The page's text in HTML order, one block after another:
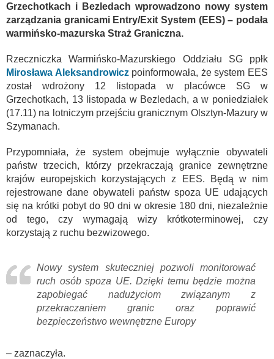
Grzechotkach i Bezledach wprowadzono nowy system
zarządzania granicami Entry/Exit System (EES) – podała
warmińsko-mazurska Straż Graniczna.
Rzeczniczka Warmińsko-Mazurskiego Oddziału SG ppłk
Mirosława Aleksandrowiczpoinformowała, że system EES
został wdrożony 12 listopada w placówce SG w
Grzechotkach, 13 listopada w Bezledach, a w poniedziałek
(17.11) na lotniczym przejściu granicznym Olsztyn-Mazury w
Szymanach.
Przypomniała, że system obejmuje wyłącznie obywateli
państw trzecich, którzy przekraczają granice zewnętrzne
krajów europejskich korzystających z EES. Będą w nim
rejestrowane dane obywateli państw spoza UE udających
się na krótki pobyt do 90 dni w okresie 180 dni, niezależnie
od tego, czy wymagają wizy krótkoterminowej, czy
korzystają z ruchu bezwizowego.
Nowy system skuteczniej pozwoli monitorować
ruch osób spoza UE. Dzięki temu będzie można
zapobiegać nadużyciom związanym z
przekraczaniem granic oraz poprawić
bezpieczeństwo wewnętrzne Europy
– zaznaczyła.